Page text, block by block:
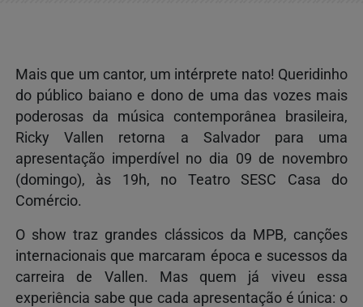
Mais que um cantor, um intérprete nato! Queridinho
do público baiano e dono de uma das vozes mais
poderosas da música contemporânea brasileira,
Ricky Vallen retorna a Salvador para uma
apresentação imperdível no dia 09 de novembro
(domingo), às 19h, no Teatro SESC Casa do
Comércio.
O show traz grandes clássicos da MPB, canções
internacionais que marcaram época e sucessos da
carreira de Vallen. Mas quem já viveu essa
experiência sabe que cada apresentação é única: o